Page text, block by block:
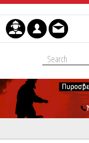
Skip to Content